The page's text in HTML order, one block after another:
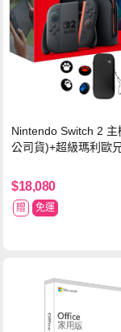
Nintendo Switch 2 主
公司貨)+超級瑪利歐
球 狂熱 中文版
$18,080
贈 免運